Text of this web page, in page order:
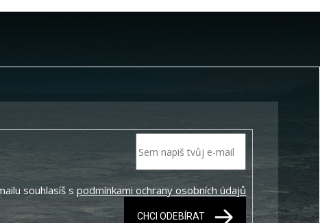
souhlasíš spodmínkami ochrany osobních údajů
CHCI ODEBÍRAT